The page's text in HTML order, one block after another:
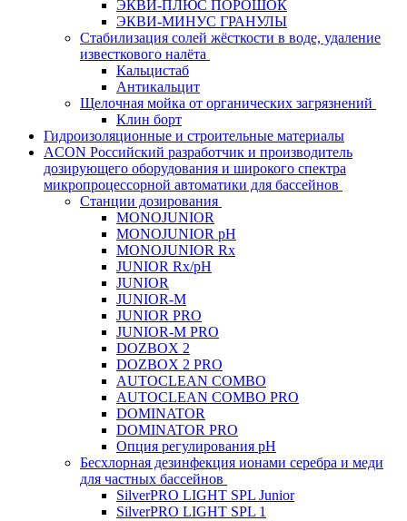
ЭКВИ-ПЛЮС ПОРОШОК
ЭКВИ-МИНУС ГРАНУЛЫ
Стабилизация солей жёсткости в воде, удаление
известкового налёта
Кальцистаб
Антикальцит
Щелочная мойка от органических загрязнений
Клин борт
Гидроизоляционные и строительные материалы
ACON Российский разработчик и производитель
дозирующего оборудования и широкого спектра
микропроцессорной автоматики для бассейнов
Станции дозирования
MONOJUNIOR
MONOJUNIOR pH
MONOJUNIOR Rx
JUNIOR Rx/pH
JUNIOR
JUNIOR-M
JUNIOR PRO
JUNIOR-M PRO
DOZBOX 2
DOZBOX 2 PRO
AUTOCLEAN COMBO
AUTOCLEAN COMBO PRO
DOMINATOR
DOMINATOR PRO
Опция регулирования pH
Беcхлорная дезинфекция ионами серебра и меди
для частных бассейнов
SilverPRO LIGHT SPL Junior
SilverPRO LIGHT SPL 1